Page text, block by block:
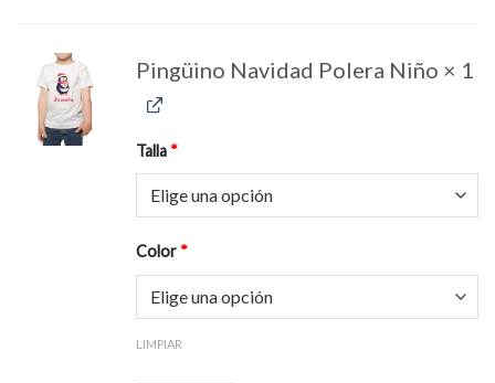
Pingüino Navidad Polera Niño × 1
Talla *
Color *
LIMPIAR